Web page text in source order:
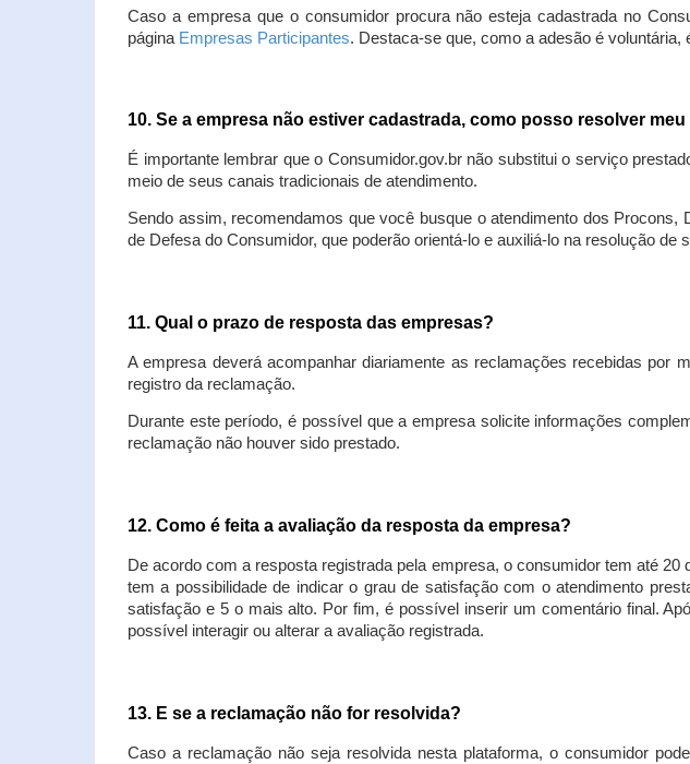
Caso a empresa que o consumidor procura não esteja cadastrada no
página Empresas Participantes. Destaca-se que, como a adesão é
10. Se a empresa não estiver cadastrada, como posso resolver
É importante lembrar que o Consumidor.gov.br não substitui o serviço
meio de seus canais tradicionais de atendimento.
Sendo assim, recomendamos que você busque o atendimento dos
de Defesa do Consumidor, que poderão orientá-lo e auxiliá-lo na resolução de
11. Qual o prazo de resposta das empresas?
A empresa deverá acompanhar diariamente as reclamações recebidas
registro da reclamação.
Durante este período, é possível que a empresa solicite informações
reclamação não houver sido prestado.
12. Como é feita a avaliação da resposta da empresa?
De acordo com a resposta registrada pela empresa, o consumidor tem até 20
tem a possibilidade de indicar o grau de satisfação com o atendimento
satisfação e 5 o mais alto. Por fim, é possível inserir um comentário final.
possível interagir ou alterar a avaliação registrada.
13. E se a reclamação não for resolvida?
Caso a reclamação não seja resolvida nesta plataforma, o consumidor